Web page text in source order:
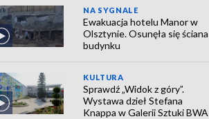
NA SYGNALE
Ewakuacja hotelu Manor w
Olsztynie. Osunęła się ściana
budynku
KULTURA
Sprawdź „Widok z góry”.
Wystawa dzieł Stefana
Knappa w Galerii Sztuki BWA